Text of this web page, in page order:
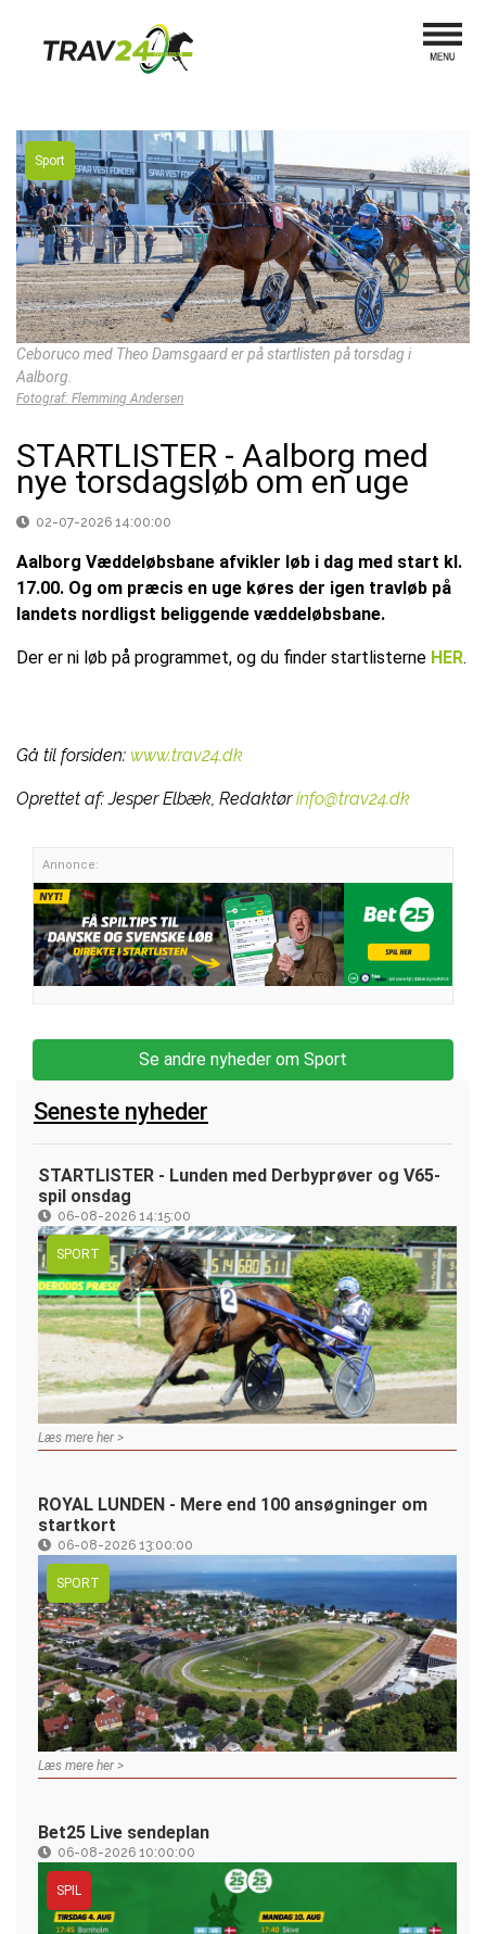
Sport
Ceboruco med Theo Damsgaard er på startlisten på torsdag i
Aalborg.
Fotograf: Flemming Andersen
STARTLISTER - Aalborg med
nye torsdagsløb om en uge
02-07-2026 14:00:00
Aalborg Væddeløbsbane afvikler løb i dag med start kl.
17.00. Og om præcis en uge køres der igen travløb på
landets nordligst beliggende væddeløbsbane.
Der er ni løb på programmet, og du finder startlisterne HER.
Gå til forsiden: www.trav24.dk
Oprettet af:Jesper Elbæk, Redaktør info@trav24.dk
Annonce:
Se andre nyheder om Sport
Seneste nyheder
STARTLISTER - Lunden med Derbyprøver og V65-
spil onsdag
06-08-2026 14:15:00
SPORT
Læs mere her >
ROYAL LUNDEN - Mere end 100 ansøgninger om
startkort
06-08-2026 13:00:00
SPORT
Læs mere her >
Bet25 Live sendeplan
06-08-2026 10:00:00
SPIL